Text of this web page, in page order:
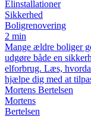
Elinstallationer
Sikkerhed
Boligrenovering
2 min
Mange ældre boliger
udgøre både en
elforbrug. Læs,
hjælpe dig med at
Mortens Bertelsen
Mortens
Bertelsen